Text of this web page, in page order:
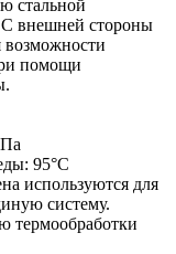
стальной
С внешней стороны
возможности
помощи
95°С
используются для
систему.
термообработки